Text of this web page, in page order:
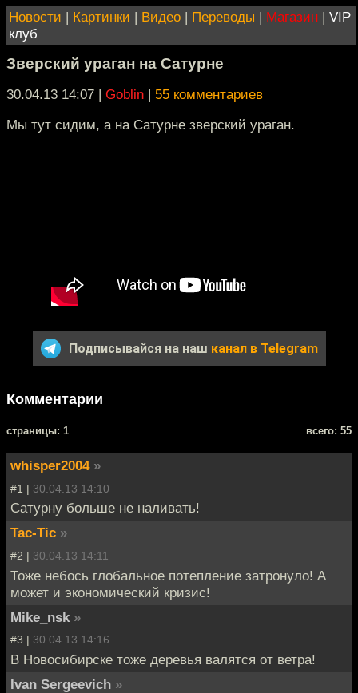
Новости | Картинки | Видео | Переводы | Магазин | VIP
клуб
Зверский ураган на Сатурне
30.04.13 14:07 | Goblin | 55 комментариев
Мы тут сидим, а на Сатурне зверский ураган.
Подписывайся на наш канал в Telegram
Комментарии
cтраницы: 1 всего: 55
whisper2004 »
#1 | 30.04.13 14:10
Сатурну больше не наливать!
Tac-Tic »
#2 | 30.04.13 14:11
Тоже небось глобальное потепление затронуло! А
может и экономический кризис!
Mike_nsk »
#3 | 30.04.13 14:16
В Новосибирске тоже деревья валятся от ветра!
Ivan Sergeevich »